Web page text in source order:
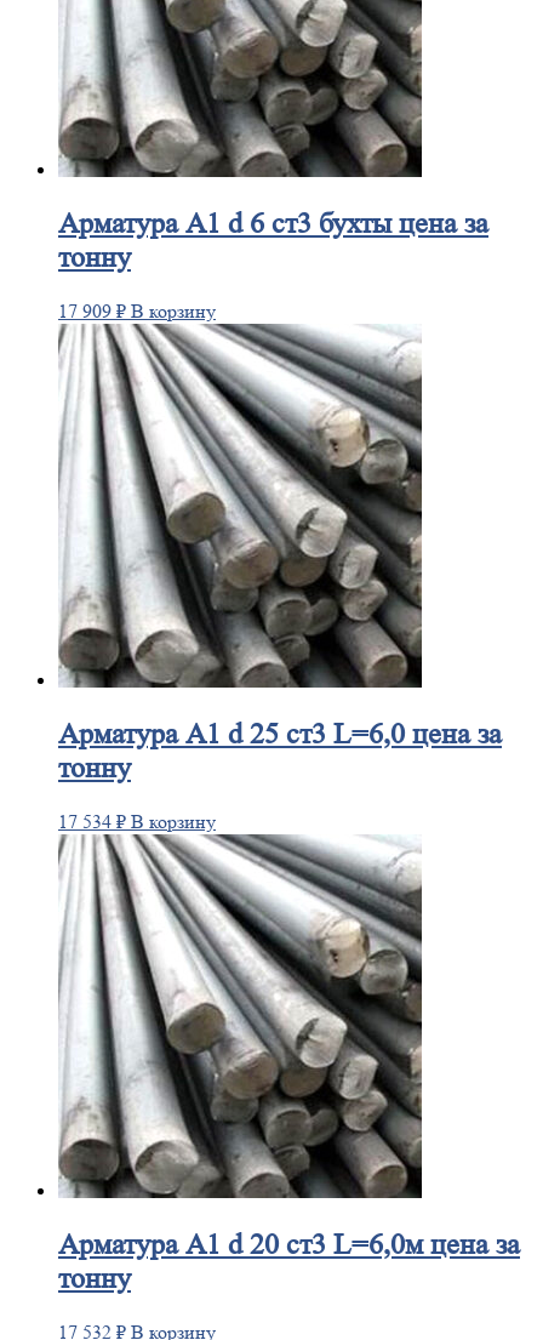
АрматураА1 d 6 ст3 бухты цена за
тонну
17 909 ₽ В корзину
АрматураА1 d 25 ст3 L=6,0 цена за
тонну
17 534 ₽ В корзину
АрматураА1 d 20 ст3 L=6,0м цена за
тонну
17 532 ₽ В корзину